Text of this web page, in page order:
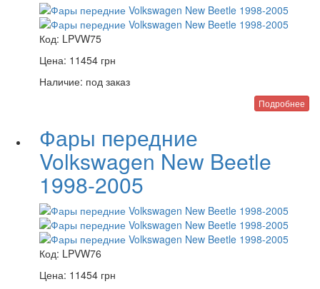
Код: LPVW75
Цена: 11454 грн
Наличие: под заказ
Подробнее
Фары передние
Volkswagen New Beetle
1998-2005
Код: LPVW76
Цена: 11454 грн